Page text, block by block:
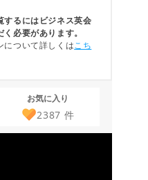
するにはビジネス英会
必要があります。
ついて詳しくはこち
お気に入り
2387 件